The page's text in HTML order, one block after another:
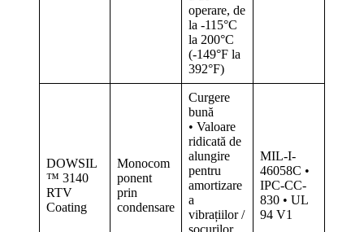
operare, de
la -115°C
la 200°C
(-149°F la
392°F)
DOWSIL
™ 3140
RTV
Coating
Monocom
ponent
prin
condensare
Curgere
bună
• Valoare
ridicată de
alungire
pentru
amortizare
a
vibrațiilor /
șocurilor
MIL-I-
46058C •
IPC-CC-
830 • UL
94 V1